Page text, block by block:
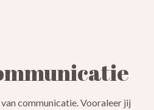
communicatie. Vooraleer jij